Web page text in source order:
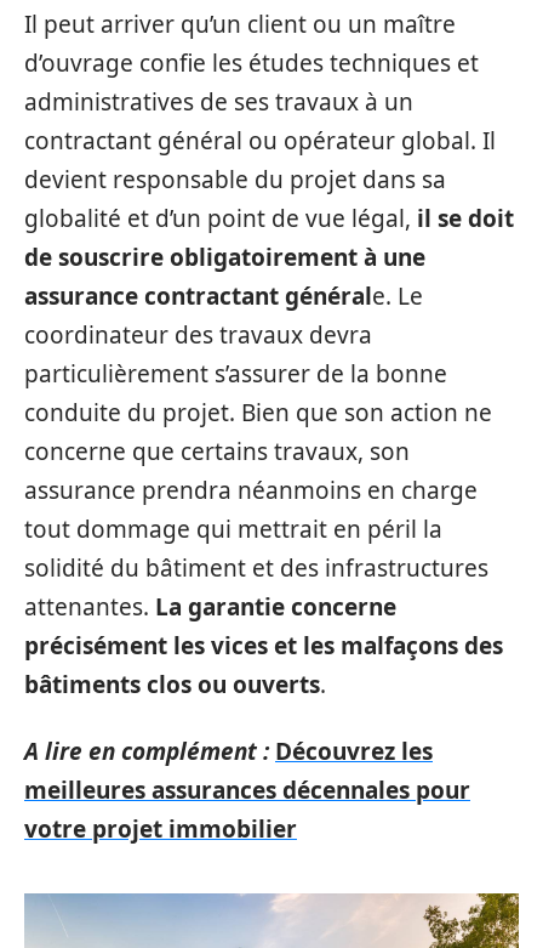
Il peut arriver qu’un client ou un maître
d’ouvrage confie les études techniques et
administratives de ses travaux à un
contractant général ou opérateur global. Il
devient responsable du projet dans sa
globalité et d’un point de vue légal, il se doit
de souscrire obligatoirement à une
assurance contractant générale. Le
coordinateur des travaux devra
particulièrement s’assurer de la bonne
conduite du projet. Bien que son action ne
concerne que certains travaux, son
assurance prendra néanmoins en charge
tout dommage qui mettrait en péril la
solidité du bâtiment et des infrastructures
attenantes. La garantie concerne
précisément les vices et les malfaçons des
bâtiments clos ou ouverts.
A lire en complément : Découvrez les
meilleures assurances décennales pour
votre projet immobilier